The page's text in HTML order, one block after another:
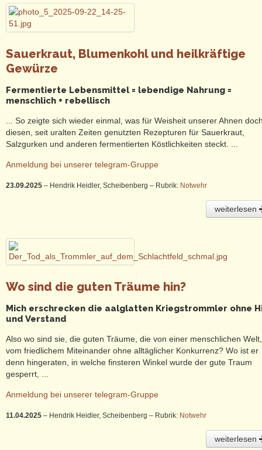
Sauerkraut, Blumenkohl und heilkräftige
Gewürze
Fermentierte Lebensmittel = lebendige Nahrung =
menschlich + rebellisch
... So zeigte sich wieder einmal, was für Weisheit unserer Ahnen
diesen, seit uralten Zeiten genutzten Rezepturen für Sauerkraut,
Salzgurken und anderen fermentierten Köstlichkeiten steckt. ...
Anmeldung bei unserer telegram-Gruppe
23.09.2025 – Hendrik Heidler, Scheibenberg – Rubrik: Notwehr
weiterlesen
Wo sind die guten Träume hin?
Mich erschrecken die aalglatten Kriegstrommler ohne
und Verstand
Also wo sind sie, die guten Träume, die von einer menschlichen Welt,
vom friedlichem Miteinander ohne alltäglicher Konkurrenz? Wo ist er
denn hingeraten, in welche finsteren Winkel wurde der gute Traum
gesperrt, ...
Anmeldung bei unserer telegram-Gruppe
11.04.2025 – Hendrik Heidler, Scheibenberg – Rubrik: Notwehr
weiterlesen